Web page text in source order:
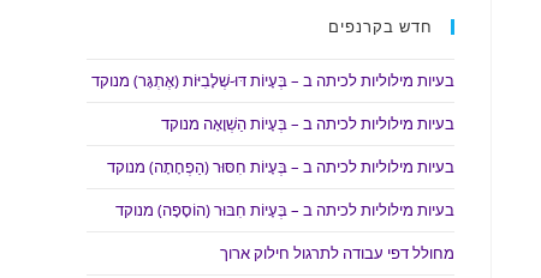
חדש בקרנפים
בעיות מילוליות לכיתה ב – בְּעָיוֹת דּוּ-שְׁלָבִיּוֹת (אֶתְגָּר) מנוקד
בעיות מילוליות לכיתה ב – בְּעָיוֹת הַשְׁוָאָה מנוקד
בעיות מילוליות לכיתה ב – בְּעָיוֹת חִסּוּר (הַפְחָתָה) מנוקד
בעיות מילוליות לכיתה ב – בְּעָיוֹת חִבּוּר (הוֹסָפָה) מנוקד
מחולל דפי עבודה לתרגול חילוק ארוך